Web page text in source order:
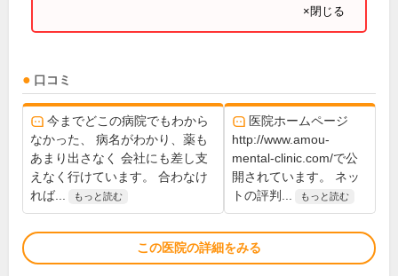
×閉じる
口コミ
今までどこの病院でもわから
なかった、 病名がわかり、薬も
あまり出さなく 会社にも差し支
えなく行けています。 合わなけ
れば...
もっと読む
医院ホームページ
http://www.amou-
mental-clinic.com/で公
開されています。 ネッ
トの評判...
もっと読む
この医院の詳細をみる